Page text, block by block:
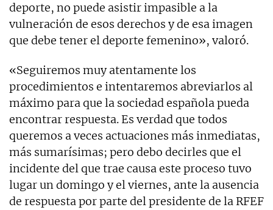
deporte, no puede asistir impasible a la
vulneración de esos derechos y de esa imagen
que debe tener el deporte femenino», valoró.
«Seguiremos muy atentamente los
procedimientos e intentaremos abreviarlos al
máximo para que la sociedad española pueda
encontrar respuesta. Es verdad que todos
queremos a veces actuaciones más inmediatas,
más sumarísimas; pero debo decirles que el
incidente del que trae causa este proceso tuvo
lugar un domingo y el viernes, ante la ausencia
de respuesta por parte del presidente de la RFEF